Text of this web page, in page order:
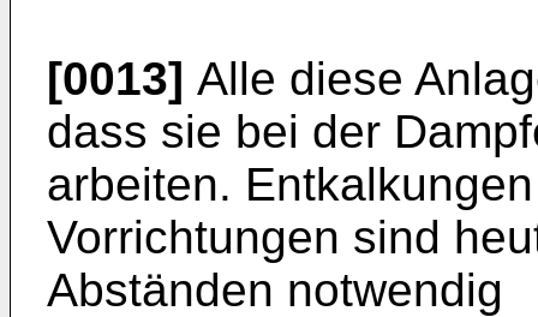
[0013] Alle diese
dass sie bei der
arbeiten.
Vorrichtungen sind
Abständen notwendig